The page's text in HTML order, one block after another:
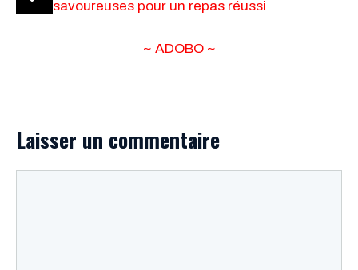
savoureuses pour un repas réussi
~ ADOBO ~
Laisser un commentaire